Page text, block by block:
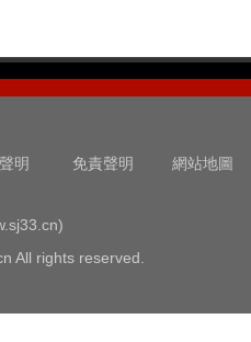
明 免責聲明 網站地圖
All rights reserved.